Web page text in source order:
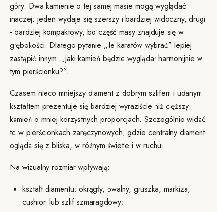
góry. Dwa kamienie o tej samej masie mogą wyglądać
inaczej: jeden wydaje się szerszy i bardziej widoczny, drugi
- bardziej kompaktowy, bo część masy znajduje się w
głębokości. Dlatego pytanie „ile karatów wybrać” lepiej
zastąpić innym: „jaki kamień będzie wyglądał harmonijnie w
tym pierścionku?”.
Czasem nieco mniejszy diament z dobrym szlifem i udanym
kształtem prezentuje się bardziej wyraziście niż cięższy
kamień o mniej korzystnych proporcjach. Szczególnie widać
to w pierścionkach zaręczynowych, gdzie centralny diament
ogląda się z bliska, w różnym świetle i w ruchu.
Na wizualny rozmiar wpływają:
kształt diamentu: okrągły, owalny, gruszka, markiza,
cushion lub szlif szmaragdowy;